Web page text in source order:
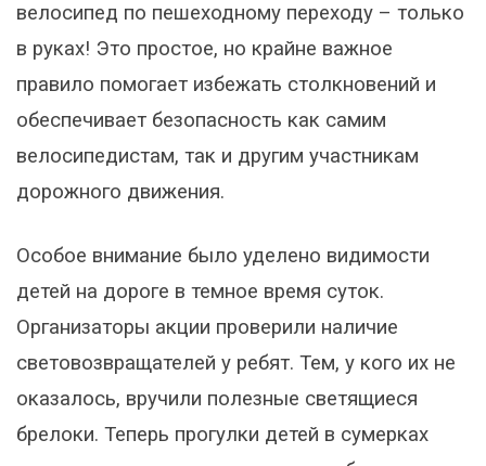
велосипед по пешеходному переходу – только
в руках! Это простое, но крайне важное
правило помогает избежать столкновений и
обеспечивает безопасность как самим
велосипедистам, так и другим участникам
дорожного движения.
Особое внимание было уделено видимости
детей на дороге в темное время суток.
Организаторы акции проверили наличие
световозвращателей у ребят. Тем, у кого их не
оказалось, вручили полезные светящиеся
брелоки. Теперь прогулки детей в сумерках